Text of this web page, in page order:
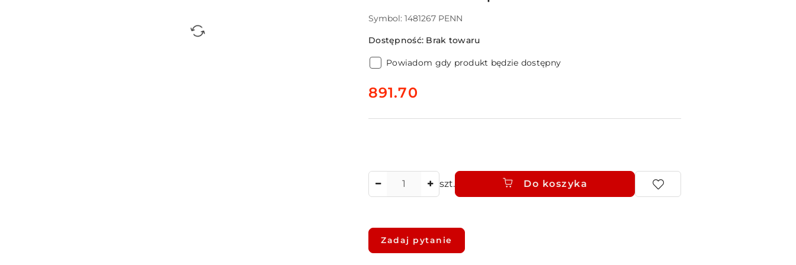
Symbol: 1481267 PENN
Dostępność: Brak towaru
Powiadom gdy produkt będzie dostępny
cena:
891.70
szt. Do koszyka
Dostępność
i
Zadaj pytanie